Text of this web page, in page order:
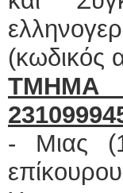
(κωδικός
ΤΜΗΜΑ
- Μιας